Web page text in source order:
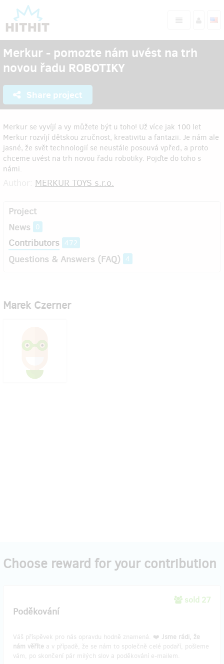
Merkur - pomozte nám uvést na trh
novou řadu ROBOTIKY
Share project
Merkur se vyvíjí a vy můžete být u toho! Už více jak 100 let
Merkur rozvíjí dětskou zručnost, kreativitu a fantazii. Je nám ale
jasné, že svět technologií se neustále posouvá vpřed, a proto
chceme uvést na trh novou řadu robotiky. Pojďte do toho s
námi.
MERKUR TOYS s.r.o.
Project
News
0
Contributors 472
Questions & Answers (FAQ) 4
Marek Czerner
Choose reward for your contribution
sold 27
Poděkování
Váš příspěvek pro nás opravdu hodně znamená. ❤️ Jsme rádi, že
nám věříte a v případě, že se nám to společně celé podaří, pošleme
vám, po skončení pár milých slov a poděkování e-mailem.